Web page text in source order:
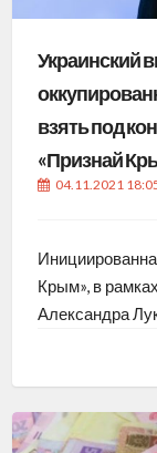
Украинский
взять под
«Признай
04.11.2021
Крым», в
Александра